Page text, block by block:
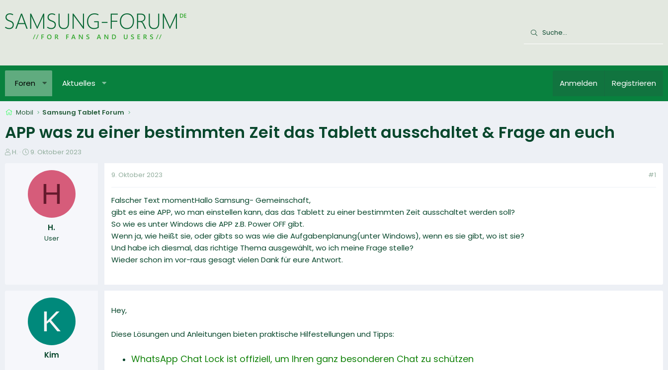
Foren Aktuelles Anmelden Registrieren
Mobil Samsung Tablet Forum
APP was zu einer bestimmten Zeit das Tablett ausschaltet & Frage an euch
E
H.
E
t
9. Oktober 2023
H
H.
User
9. Oktober 2023 #1
Falscher Text momentHallo Samsung- Gemeinschaft,
gibt es eine APP, wo man einstellen kann, das das Tablett zu einer bestimmten Zeit ausschaltet werden soll?
So wie es unter Windows die APP z.B. Power OFF gibt.
Wenn ja, wie heißt sie, oder gibts so was wie die Aufgabenplanung(unter Windows), wenn es sie gibt, wo ist sie?
Und habe ich diesmal, das richtige Thema ausgewählt, wo ich meine Frage stelle?
Wieder schon im vor-raus gesagt vielen Dank für eure Antwort.
K
Kim
Hey,
Diese Lösungen und Anleitungen bieten praktische Hilfestellungen und Tipps:
WhatsApp Chat Lock ist offiziell, um Ihren ganz besonderen Chat zu schützen